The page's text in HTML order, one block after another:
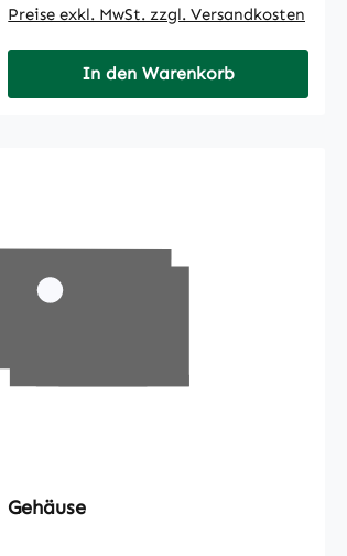
Preise exkl. MwSt. zzgl. Versandkosten
In den Warenkorb
Gehäuse